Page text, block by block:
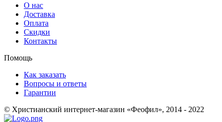
О нас
Доставка
Оплата
Скидки
Контакты
Помощь
Как заказать
Вопросы и ответы
Гарантии
© Христианский интернет-магазин «Феофил», 2014 - 2022